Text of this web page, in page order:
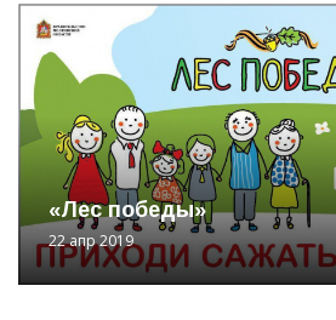
«Лес победы»
22 апр 2019